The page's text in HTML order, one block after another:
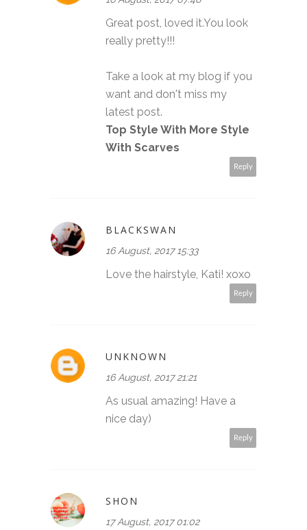
Great post, loved it.You look
really pretty!!!
Take a look at my blog if you
want and don't miss my
latest post.
Top Style With More Style
With Scarves
Reply
BLACKSWAN
16 August, 2017 15:33
Love the hairstyle, Kati! xoxo
Reply
UNKNOWN
16 August, 2017 21:21
As usual amazing! Have a
nice day)
Reply
SHON
17 August, 2017 01:02